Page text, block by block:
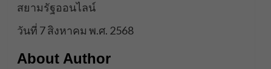
สยามรัฐออนไลน์
วันที่ 7 สิงหาคม พ.ศ. 2568
About Author